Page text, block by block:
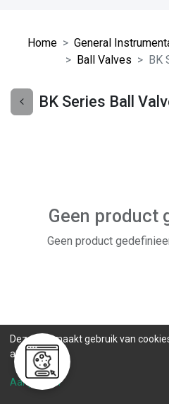
Home
General
Ball Valves
BK
BK Series Ball
Geen product
Geen product
Deze site maakt gebruik van
aanpassen.
Aanpassen